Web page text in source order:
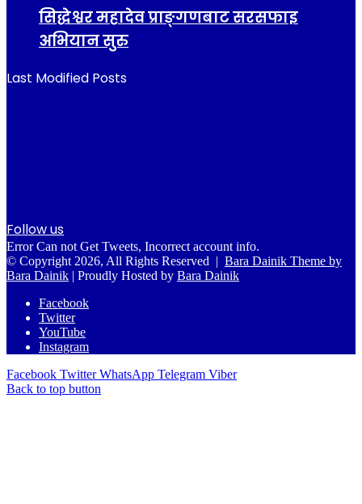
सिद्धेश्वर महादेव प्राङ्गणबाट सरसफाइ
अभियान सुरु
Last Modified Posts
Follow us
Error Can not Get Tweets, Incorrect account info.
© Copyright 2026, All Rights Reserved | Bara Dainik Theme by
Bara Dainik | Proudly Hosted by Bara Dainik
Facebook
Twitter
YouTube
Instagram
Facebook Twitter WhatsApp Telegram Viber
Back to top button